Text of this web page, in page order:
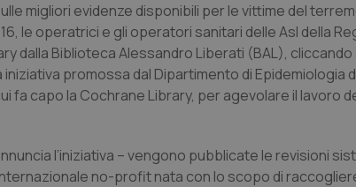
migliori evidenze disponibili per le vittime del
le operatrici e gli operatori sanitari delle Asl della
dalla Biblioteca Alessandro Liberati (BAL),
promossa dal Dipartimento di Epidemiologia
fa capo la Cochrane Library, per agevolare il lavoro
l’iniziativa – vengono pubblicate le revisioni
no-profit nata con lo scopo di